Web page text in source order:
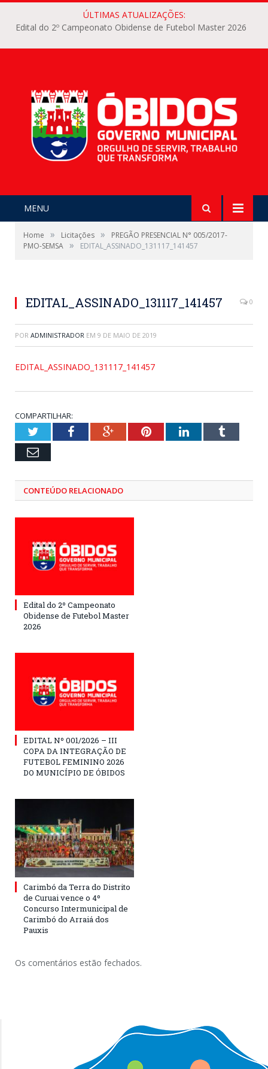
ÚLTIMAS ATUALIZAÇÕES:
Edital do 2º Campeonato Obidense de Futebol Master 2026
MENU
Home » Licitações »
PREGÃO PRESENCIAL N° 005/2017-
PMO-SEMSA » EDITAL_ASSINADO_131117_141457
EDITAL_ASSINADO_131117_141457 0
POR ADMINISTRADOR EM 9 DE MAIO DE 2019
EDITAL_ASSINADO_131117_141457
COMPARTILHAR:
TwitterFacebookGoogle+PinterestLinkedInTumblr
Email
CONTEÚDO RELACIONADO
Edital do 2º Campeonato
Obidense de Futebol Master
2026
EDITAL Nº 001/2026 – III
COPA DA INTEGRAÇÃO DE
FUTEBOL FEMININO 2026
DO MUNICÍPIO DE ÓBIDOS
Carimbó da Terra do Distrito
de Curuai vence o 4º
Concurso Intermunicipal de
Carimbó do Arraiá dos
Pauxis
Os comentários estão fechados.